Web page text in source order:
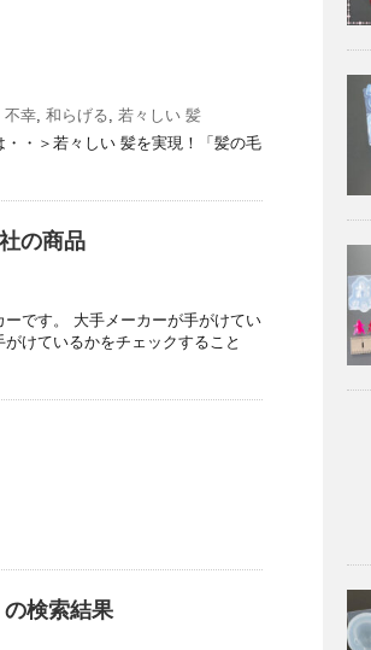
不幸, 和らげる, 若々しい 髪
・＞若々しい 髪を実現！「髪の毛
の商品
です。 大手メーカーが手がけてい
けているかをチェックすること
の検索結果